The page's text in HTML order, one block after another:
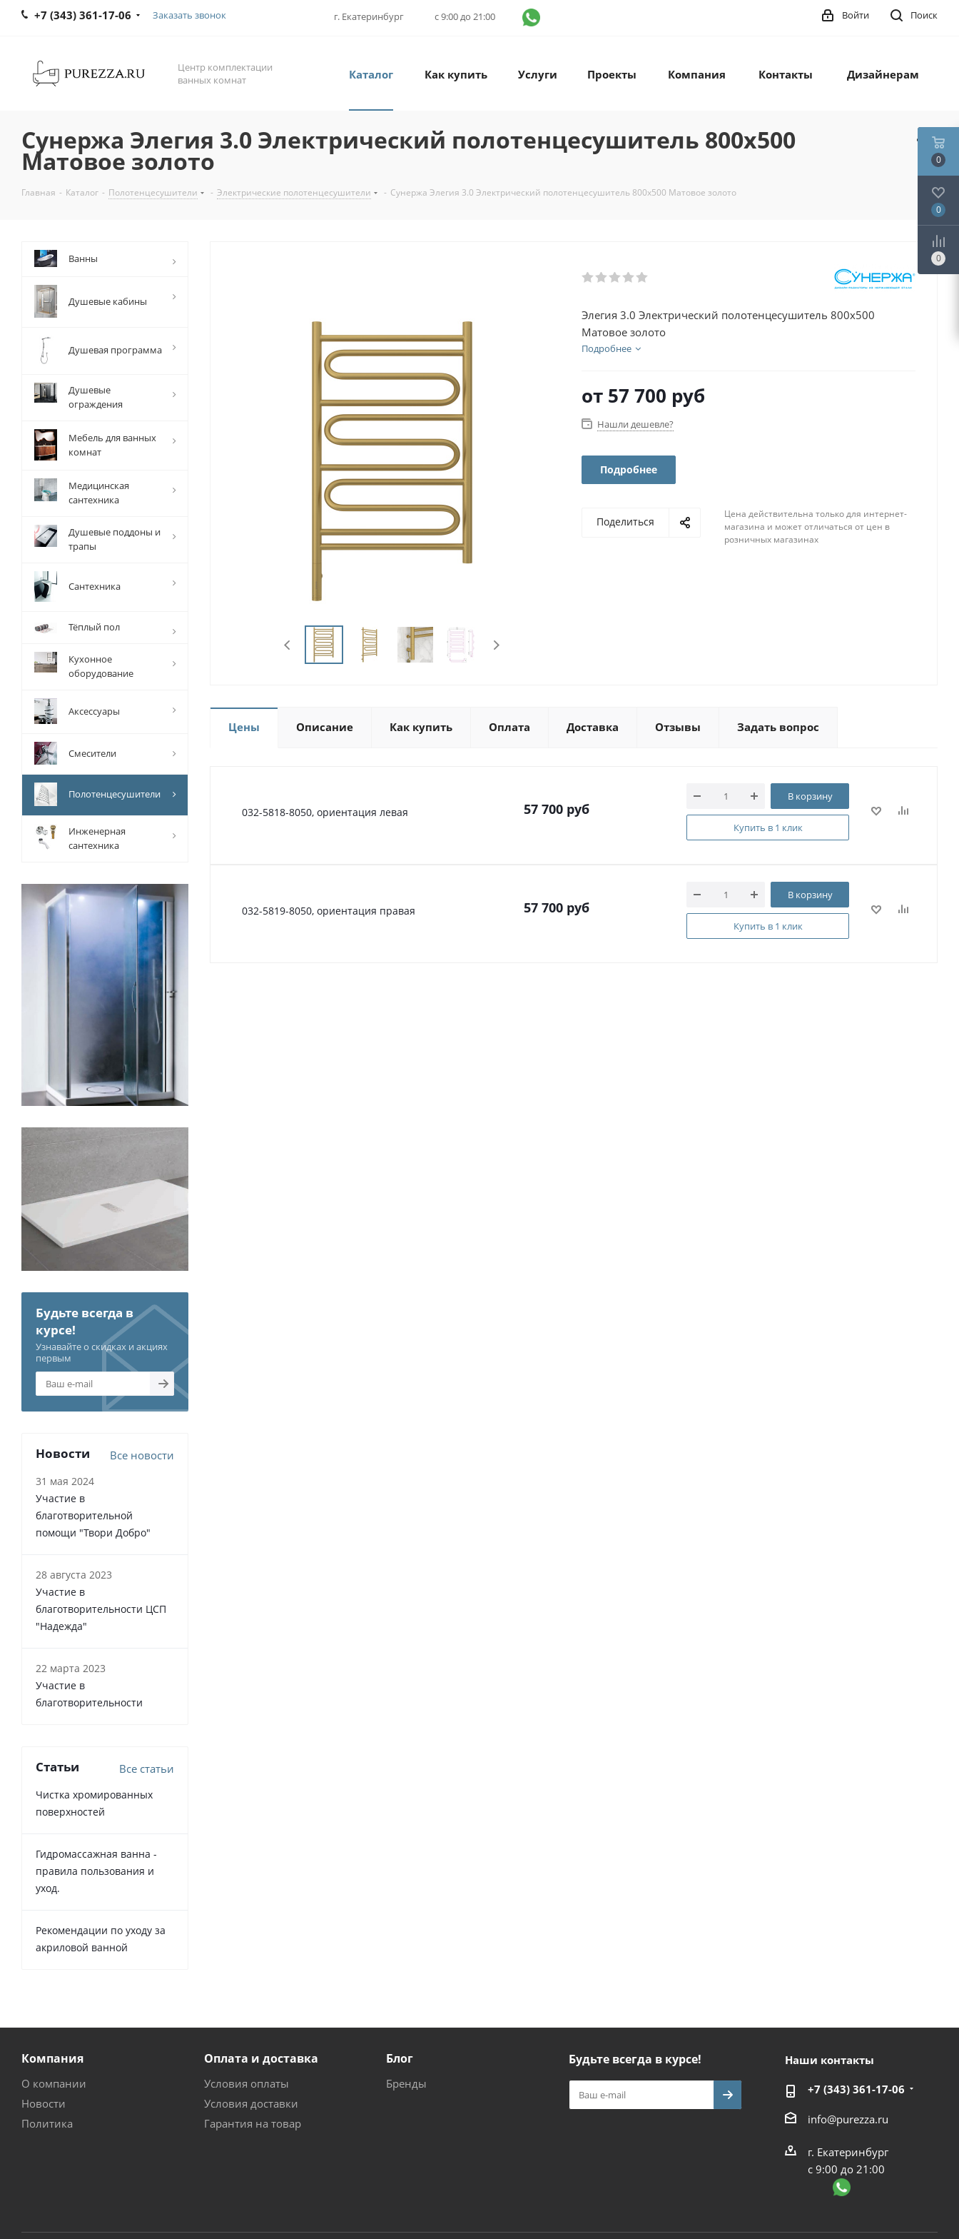
+7 (343) 361-17-06 Заказать звонок г. Екатеринбург с 9:00 до 21:00 Поиск
Войти
Центр комплектации
ванных комнат
Каталог Как купить Услуги Проекты Компания Контакты Дизайнерам
Сунержа Элегия 3.0 Электрический полотенцесушитель 800х500
Матовое золото
Главная - Каталог - Полотенцесушители - Электрические полотенцесушители - Сунержа Элегия 3.0 Электрический полотенцесушитель 800х500 Матовое золото
Элегия 3.0 Электрический полотенцесушитель 800х500
Матовое золото
Подробнее
от 57 700 руб
Нашли дешевле?
Подробнее
Поделиться
Цена действительна только для интернет-
магазина и может отличаться от цен в
розничных магазинах
Цены Описание Как купить Оплата Доставка Отзывы Задать вопрос
032-5818-8050, ориентация левая 57 700 руб
В корзину
Купить в 1 клик
032-5819-8050, ориентация правая 57 700 руб
В корзину
Купить в 1 клик
Ванны
Душевые кабины
Душевая программа
Душевые
ограждения
Мебель для ванных
комнат
Медицинская
сантехника
Душевые поддоны и
трапы
Сантехника
Тёплый пол
Кухонное
оборудование
Аксессуары
Смесители
Полотенцесушители
Инженерная
сантехника
Будьте всегда в
курсе!
Узнавайте о скидках и акциях
первым
Новости Все новости
31 мая 2024
Участие в
благотворительной
помощи "Твори Добро"
28 августа 2023
Участие в
благотворительности ЦСП
"Надежда"
22 марта 2023
Участие в
благотворительности
Статьи Все статьи
Чистка хромированных
поверхностей
Гидромассажная ванна -
правила пользования и
уход.
Рекомендации по уходу за
акриловой ванной
Компания
О компании
Новости
Политика
Оплата и доставка
Условия оплаты
Условия доставки
Гарантия на товар
Блог
Бренды
Будьте всегда в курсе! Наши контакты
+7 (343) 361-17-06
info@purezza.ru
г. Екатеринбург
с 9:00 до 21:00
0
0
0